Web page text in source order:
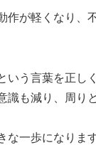
作が軽くなり、
いう言葉を正し
識も減り、周り
な一歩になります